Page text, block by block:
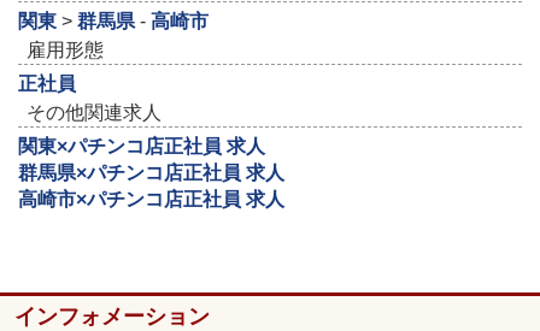
関東 > 群馬県- 高崎市
雇用形態
正社員
その他関連求人
関東×パチンコ店正社員 求人
群馬県×パチンコ店正社員 求人
高崎市×パチンコ店正社員 求人
インフォメーション